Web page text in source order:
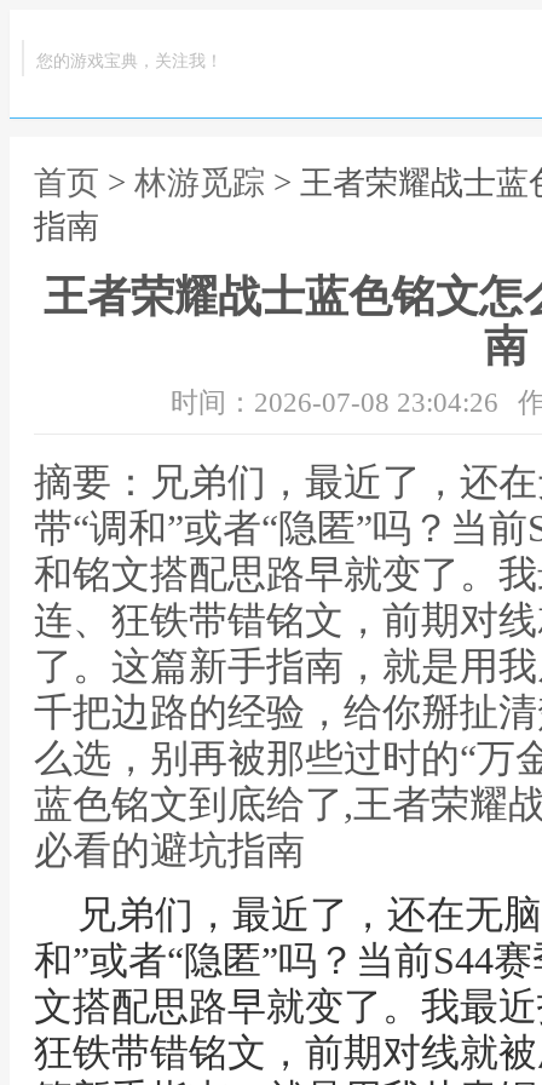
您的游戏宝典，关注我！
首页 > 林游觅踪 > 王者荣耀战士
指南
王者荣耀战士蓝色铭文怎
南
时间：2026-07-08 23:04:26
摘要：兄弟们，最近了，还
带“调和”或者“隐匿”吗？当
和铭文搭配思路早就变了。
连、狂铁带错铭文，前期对
了。这篇新手指南，就是用
千把边路的经验，给你掰扯
么选，别再被那些过时的“万
蓝色铭文到底给了,王者荣耀
必看的避坑指南
兄弟们，最近了，还在无
和”或者“隐匿”吗？当前S44
文搭配思路早就变了。我最
狂铁带错铭文，前期对线就